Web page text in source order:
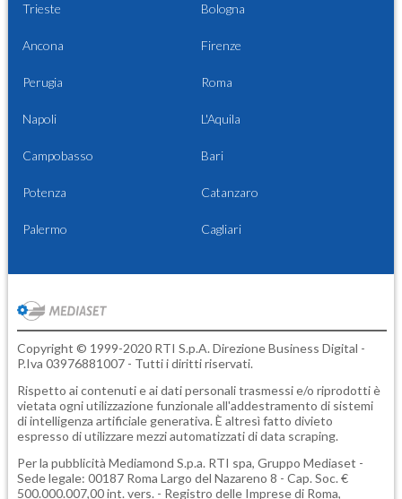
Trieste Bologna
Ancona Firenze
Perugia Roma
Napoli L'Aquila
Campobasso Bari
Potenza Catanzaro
Palermo Cagliari
Copyright © 1999-2020 RTI S.p.A. Direzione Business Digital -
P.Iva 03976881007 - Tutti i diritti riservati.
Rispetto ai contenuti e ai dati personali trasmessi e/o riprodotti è
vietata ogni utilizzazione funzionale all'addestramento di sistemi
di intelligenza artificiale generativa. È altresì fatto divieto
espresso di utilizzare mezzi automatizzati di data scraping.
Per la pubblicità Mediamond S.p.a. RTI spa, Gruppo Mediaset -
Sede legale: 00187 Roma Largo del Nazareno 8 - Cap. Soc. €
500.000.007,00 int. vers. - Registro delle Imprese di Roma,